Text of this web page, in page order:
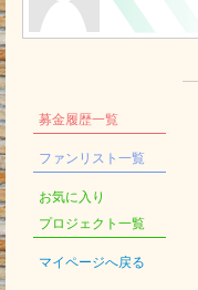
募金履歴一覧
ファンリスト一覧
お気に入り
プロジェクト一覧
マイページへ戻る